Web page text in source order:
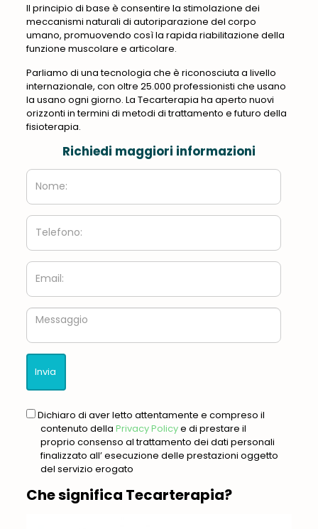
Il principio di base è consentire la stimolazione dei
meccanismi naturali di autoriparazione del corpo
umano, promuovendo così la rapida riabilitazione della
funzione muscolare e articolare.
Parliamo di una tecnologia che è riconosciuta a livello
internazionale, con oltre 25.000 professionisti che usano
la usano ogni giorno. La Tecarterapia ha aperto nuovi
orizzonti in termini di metodi di trattamento e futuro della
fisioterapia.
Richiedi maggiori informazioni
Nome:
Telefono:
Email:
Messaggio
gdpr
Dichiaro di aver letto attentamente e compreso il
contenuto della Privacy Policye di prestare il
proprio consenso al trattamento dei dati personali
finalizzato all’ esecuzione delle prestazioni oggetto
del servizio erogato
Che significa Tecarterapia?